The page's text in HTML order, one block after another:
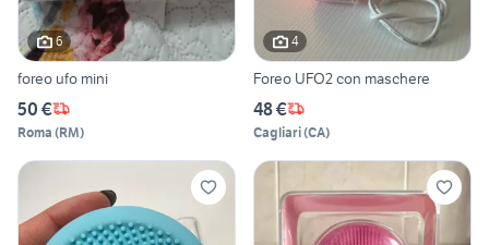
6
foreo ufo mini
50 €
Roma (RM)
4
Foreo UFO2 con maschere
48 €
Cagliari(CA)